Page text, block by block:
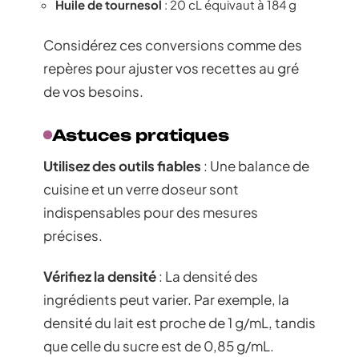
Huile de tournesol : 20 cL équivaut à 184 g
Considérez ces conversions comme des
repères pour ajuster vos recettes au gré
de vos besoins.
Astuces pratiques
Utilisez des outils fiables : Une balance de
cuisine et un verre doseur sont
indispensables pour des mesures
précises.
Vérifiez la densité: La densité des
ingrédients peut varier. Par exemple, la
densité du lait est proche de 1 g/mL, tandis
que celle du sucre est de 0,85 g/mL.